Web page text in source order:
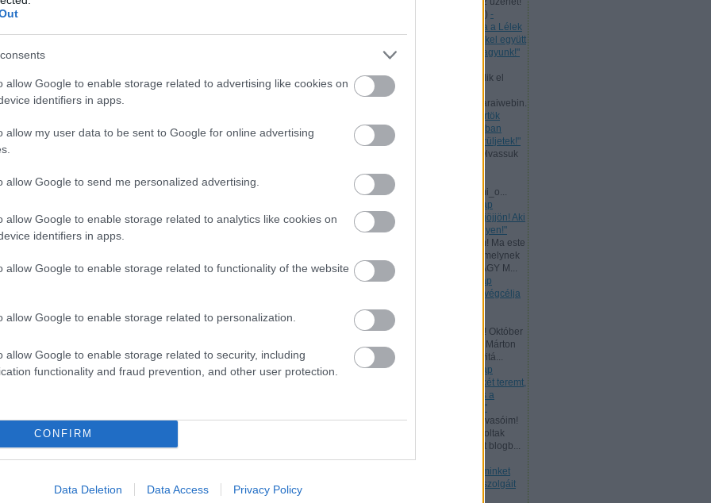
allow Google to enable storage related to advertising like cookies on
identifiers in apps.
allow my user data to be sent to Google for online advertising
allow Google to send me personalized advertising.
allow Google to enable storage related to analytics like cookies on
identifiers in apps.
allow Google to enable storage related to functionality of the website
allow Google to enable storage related to personalization.
allow Google to enable storage related to security, including
functionality and fraud prevention, and other user protection.
CONFIRM
Data Deletion Data Access Privacy Policy
) -
Csütörtök [2024.07.11.] "Maga a Lélek
tesz bizonyságot a mi lelkünkkel együtt
arról, hogy Isten gyermekei vagyunk!"
mennybemenetelével kezdődik el
Pünkösd böjtje!
www.garainyh.hu/garainyh/garaiwebin.
- Csütörtök
[2024.05.09.] "Örüljetek az Úrban
mindenkor! Ismét mondom: örüljetek!"
Nagyheti ajánlat! Olvassuk
párhuzamosan:
www.garainyh.hu/evangeliumi_o...
- Vasárnap
[2024.03.17.] "Aki szomjazik, jöjjön! Aki
akarja, vegye az élet vizét ingyen!"
Kedves Látogatóim! Ma este
zárult az idei Aliansz imahét, melynek
főtémája ez volt: ELŐRE A NAGY M...
(2024.01.15. 11:35
- Vasárnap
[2024.01.14.] "Mert a törvény végcélja
megigazulására!"
Andreas:
Tisztelt Látogatóim! Október
a reformáció hónapja. Luther Márton
506 évvel ezelőtt bocsátotta vitá...
(2023.10.02. 22:41
- Vasárnap
[2023.10.01.] "Az igazság békét teremt,
és az igazság a nyugalmat és a
biztonságot szolgálja örökké!"
Andreas:Tisztelt hűséges Olvasóim!
Augusztus 10-től 21-ig nem voltak
elérhetőek a naponta feltöltött blogb...
(2023.08.21. 22:46
[2023.08.21.] "Úgy tekintsen minket
minden ember, mint Krisztus szolgáit
tartalomnak minősülnek, értük a
Részletek a
! ‐Belépés Facebookkal